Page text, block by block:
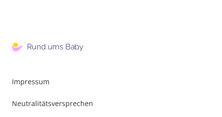
Impressum
Neutralitätsversprechen